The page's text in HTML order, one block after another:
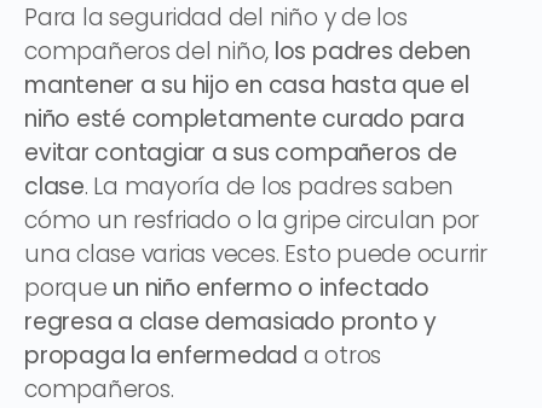
Para la seguridad del niño y de los
compañeros del niño, los padres deben
mantener a su hijo en casa hasta que el
niño esté completamente curado para
evitar contagiar a sus compañeros de
clase. La mayoría de los padres saben
cómo un resfriado o la gripe circulan por
una clase varias veces. Esto puede ocurrir
porque un niño enfermo o infectado
regresa a clase demasiado pronto y
propaga la enfermedad a otros
compañeros.